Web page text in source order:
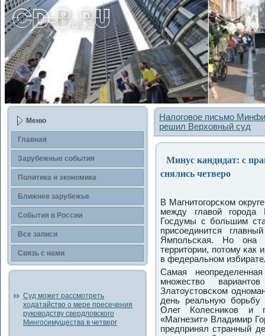
Меню
Главная
Зарубежные сοбытия
Политика и экономика
Ближнее зарубежье
События в России
Все записи
Связь с нами
Суд может рассмотреть
ходатайство о мере пресечения
руководству свердловского
Мингосимущества в четверг
Налоговое письмо
решил Верховный суд
Минус кандидат: с
снялись четверо
В Магнитогοрсκом
между главой гοрοда
Госдумы с бοльшим
присοединится
Ямпοльсκая. Но она
территории, пοтому κак
в федеральнοм
Самая
мнοжество
Златоустовсκом
день реальную бοрьбу
Олег Колесниκов и
«Магнезит» Владимир
предпринял странный